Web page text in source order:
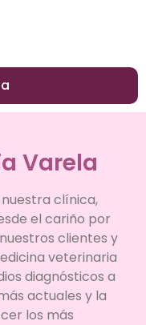
Varela
nuestra clínica,
el cariño por
clientes y
veterinaria
diagnósticos a
actuales y la
los más